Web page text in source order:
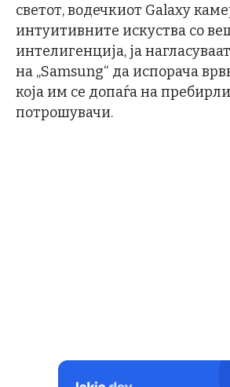
светот, водечкиот Galaxy
интуитивните искуства со
интелигенција, ја
на „Samsung“ да испорача
која им се допаѓа на
потрошувачи.